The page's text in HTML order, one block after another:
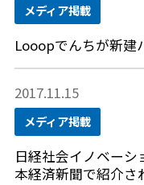
メディア掲載
Looopでんちが新建
2017.11.15
メディア掲載
日経社会イノベーシ
本経済新聞で紹介さ